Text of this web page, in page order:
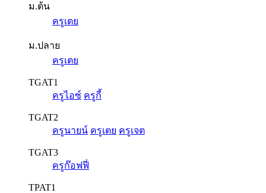
ม.ต้น
ครูเตย
ม.ปลาย
ครูเตย
TGAT1
ครูไอซ์ ครูกี้
TGAT2
ครูนายน์ ครูเตย ครูเจต
TGAT3
ครูก๊อฟฟี่
TPAT1